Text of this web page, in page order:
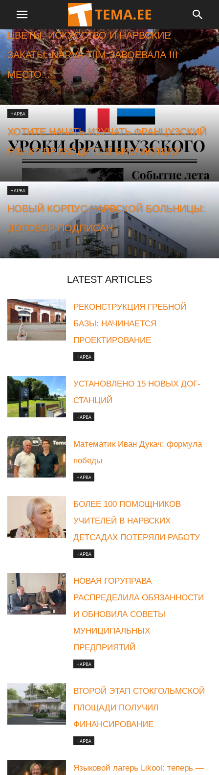
НАРВА
ЦВЕТЫ, ИСКУССТВО И НАРВСКИЕ
ЗАКАТЫ: NARVA TIIM ЗАВОЕВАЛА III
МЕСТО...
НАРВА
ХОТИТЕ НАЧАТЬ ИЗУЧАТЬ ФРАНЦУЗСКИЙ
ЯЗЫК? ПРИХОДИТЕ В БИБЛИОТЕКУ!
НАРВА
НОВЫЙ КОРПУС НАРВСКОЙ БОЛЬНИЦЫ:
ДОГОВОР ПОДПИСАН
LATEST ARTICLES
РЕКОНСТРУКЦИЯ ГРЕБНОЙ
БАЗЫ: НАЧИНАЕТСЯ
ПРОЕКТИРОВАНИЕ
НАРВА
УСТАНОВЛЕНО 15 НОВЫХ ДОГ-
СТАНЦИЙ
НАРВА
Математик Иван Дукач: формула
победы
НАРВА
БОЛЕЕ 100 ПОМОЩНИКОВ
УЧИТЕЛЕЙ В НАРВСКИХ
ДЕТСАДАХ ПОТЕРЯЛИ РАБОТУ
НАРВА
НОВАЯ ГОРУПРАВА
РАСПРЕДЕЛИЛА ОБЯЗАННОСТИ
И ОБНОВИЛА СОВЕТЫ
МУНИЦИПАЛЬНЫХ
ПРЕДПРИЯТИЙ
НАРВА
ВТОРОЙ ЭТАП СТОКГОЛЬМСКОЙ
ПЛОЩАДИ ПОЛУЧИЛ
ФИНАНСИРОВАНИЕ
НАРВА
Языковой лагерь Likool: теперь —